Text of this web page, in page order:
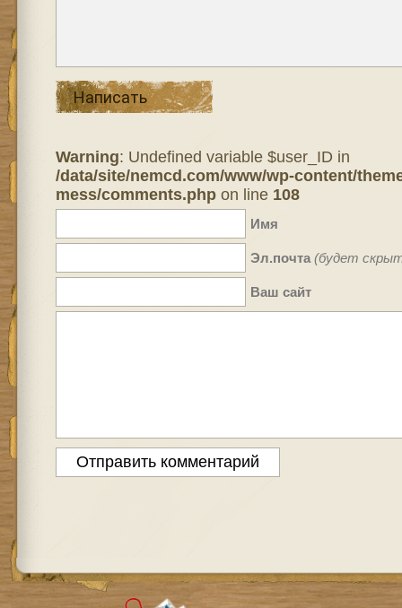
Написать
Warning: Undefined variable $user_ID in
/data/site/nemcd.com/www/wp-content/
mess/comments.phpon line 108
Имя
Эл.почта (будет
Ваш сайт